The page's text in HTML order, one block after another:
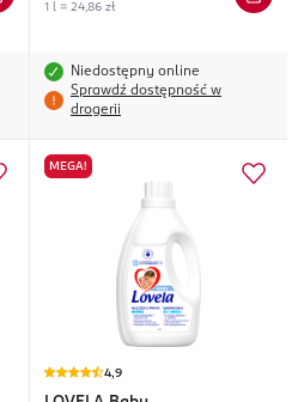
1 l = 24,86 zł
Niedostępny online
Sprawdź dostępność w
drogerii
MEGA!
4,9